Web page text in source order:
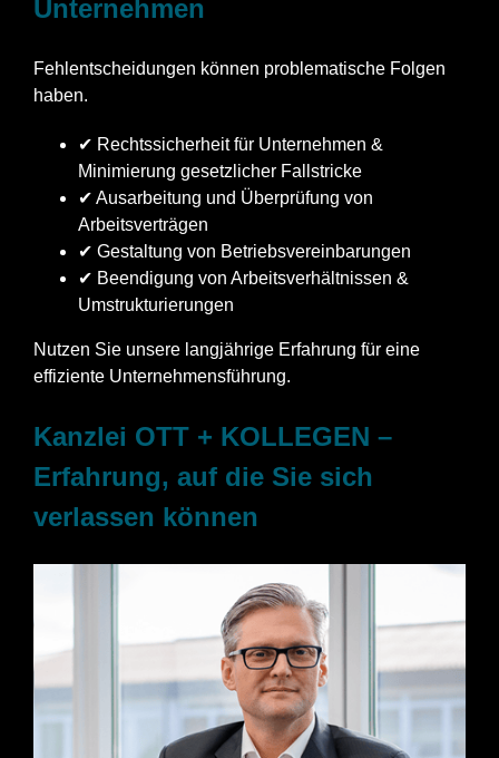
Unternehmen
Fehlentscheidungen können problematische Folgen
haben.
✔ Rechtssicherheit für Unternehmen &
Minimierung gesetzlicher Fallstricke
✔ Ausarbeitung und Überprüfung von
Arbeitsverträgen
✔ Gestaltung von Betriebsvereinbarungen
✔ Beendigung von Arbeitsverhältnissen &
Umstrukturierungen
Nutzen Sie unsere langjährige Erfahrung für eine
effiziente Unternehmensführung.
Kanzlei OTT + KOLLEGEN –
Erfahrung, auf die Sie sich
verlassen können